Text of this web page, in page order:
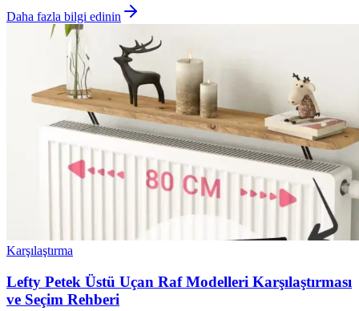
Daha fazla bilgi edinin
Karşılaştırma
Lefty Petek Üstü Uçan Raf Modelleri Karşılaştırması
ve Seçim Rehberi